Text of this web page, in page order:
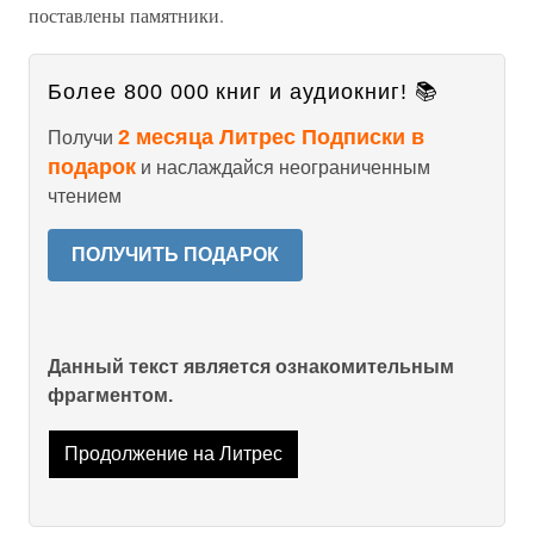
поставлены памятники.
Более 800 000 книг и аудиокниг! 📚
Получи 2 месяца Литрес Подписки в
подарок и наслаждайся неограниченным
чтением
ПОЛУЧИТЬ ПОДАРОК
Данный текст является ознакомительным
фрагментом.
Продолжение на Литрес